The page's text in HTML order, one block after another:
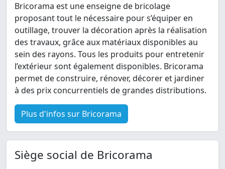
Bricorama est une enseigne de bricolage
proposant tout le nécessaire pour s’équiper en
outillage, trouver la décoration après la réalisation
des travaux, grâce aux matériaux disponibles au
sein des rayons. Tous les produits pour entretenir
l’extérieur sont également disponibles. Bricorama
permet de construire, rénover, décorer et jardiner
à des prix concurrentiels de grandes distributions.
Plus d'infos sur Bricorama
Siège social de Bricorama